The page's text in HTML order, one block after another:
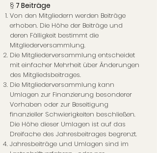
§ 7 Beiträge
Von den Mitgliedern werden Beiträge
erhoben. Die Höhe der Beiträge und
deren Fälligkeit bestimmt die
Mitgliederversammlung.
Die Mitgliederversammlung entscheidet
mit einfacher Mehrheit über Änderungen
des Mitgliedsbeitrages.
Die Mitgliederversammlung kann
Umlagen zur Finanzierung besonderer
Vorhaben oder zur Beseitigung
finanzieller Schwierigkeiten beschließen.
Die Höhe dieser Umlagen ist auf das
Dreifache des Jahresbeitrages begrenzt.
Jahresbeiträge und Umlagen sind im